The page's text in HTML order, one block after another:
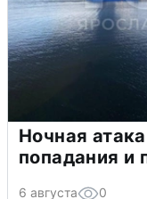
Ночная
попадания и
6 августа 0